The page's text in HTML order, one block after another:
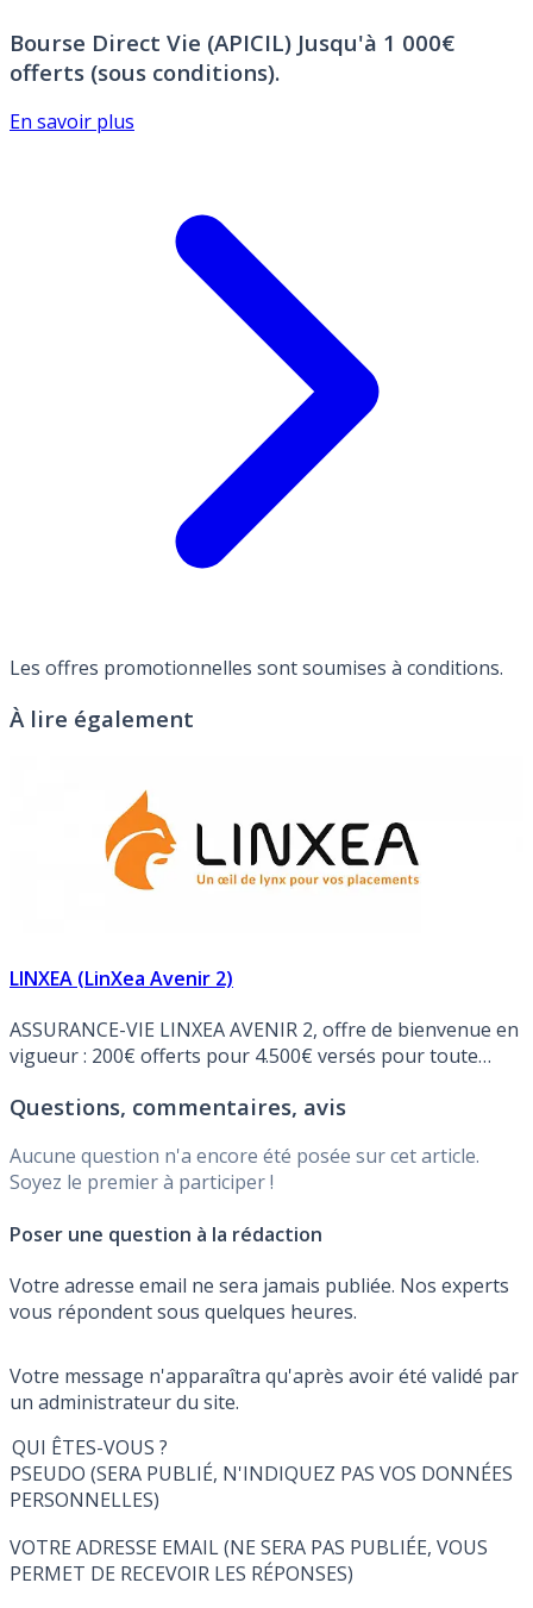
Bourse Direct Vie (APICIL) Jusqu'à 1 000€
offerts (sous conditions).
En savoir plus
Les offres promotionnelles sont soumises à conditions.
À lire également
LINXEA (LinXea Avenir 2)
ASSURANCE-VIE LINXEA AVENIR 2, offre de bienvenue en
vigueur : 200€ offerts pour 4.500€ versés pour toute
sous conditions
Questions, commentaires, avis
Aucune question n'a encore été posée sur cet article.
Soyez le premier à participer !
Poser une question à la rédaction
Votre adresse email ne sera jamais publiée. Nos experts
vous répondent sous quelques heures.
Votre message n'apparaîtra qu'après avoir été validé par
un administrateur du site.
QUI ÊTES-VOUS ?
PSEUDO (SERA PUBLIÉ, N'INDIQUEZ PAS VOS DONNÉES
PERSONNELLES)
VOTRE ADRESSE EMAIL (NE SERA PAS PUBLIÉE, VOUS
PERMET DE RECEVOIR LES RÉPONSES)